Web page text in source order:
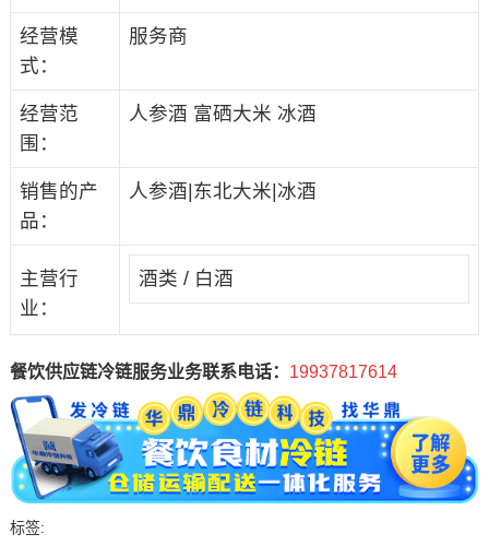
经营模
式：
服务商
经营范
围：
人参酒 富硒大米 冰酒
销售的产
品：
人参酒|东北大米|冰酒
主营行
业：
酒类 / 白酒
餐饮供应链冷链服务业务联系电话： 19937817614
标签: